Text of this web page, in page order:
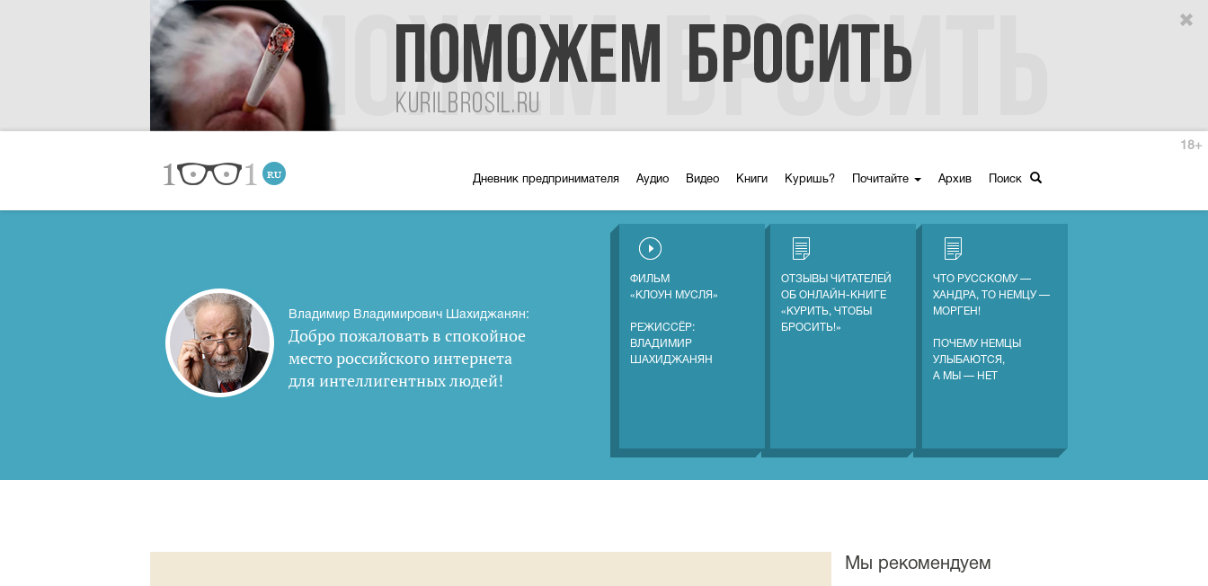
Дневник предпринимателя Аудио Видео Книги Куришь? Почитайте Архив Поиск
18+
Владимир Владимирович Шахиджанян:
Добро пожаловать в спокойное
место российского интернета
для интеллигентных людей!
ФИЛЬМ
«КЛОУН МУСЛЯ»
РЕЖИССЁР:
ВЛАДИМИР
ШАХИДЖАНЯН
ОТЗЫВЫ ЧИТАТЕЛЕЙ
ОБ ОНЛАЙН-КНИГЕ
«КУРИТЬ, ЧТОБЫ
БРОСИТЬ!»
ЧТО РУССКОМУ —
ХАНДРА, ТО НЕМЦУ —
МОРГЕН!
ПОЧЕМУ НЕМЦЫ
УЛЫБАЮТСЯ,
А МЫ — НЕТ
Мы рекомендуем